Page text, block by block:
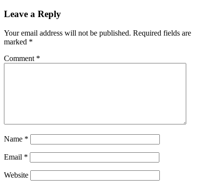
Leave a Reply
Your email address will not be published. Required fields are
marked *
Comment *
Name *
Email *
Website